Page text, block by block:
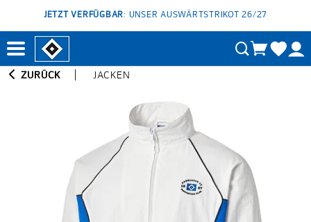
JETZT VERFÜGBAR: UNSER AUSWÄRTSTRIKOT 26/27
ZURÜCK JACKEN